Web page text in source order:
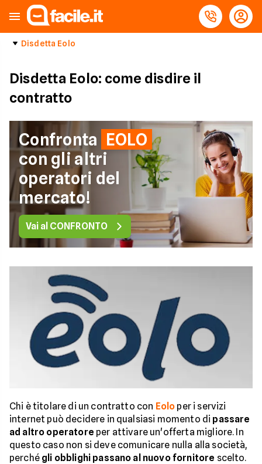
Disdetta Eolo
Disdetta Eolo: come disdire il
contratto
Confronta EOLO
con gli altri
operatori del
mercato!
Vai al CONFRONTO
Chi è titolare di un contratto con Eolo per i servizi
internet può decidere in qualsiasi momento di passare
ad altro operatore per attivare un'offerta migliore. In
questo caso non si deve comunicare nulla alla società,
perché gli obblighi passano al nuovo fornitore scelto.